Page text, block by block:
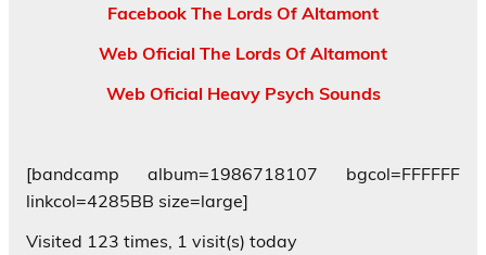
Facebook The Lords Of Altamont
Web Oficial The Lords Of Altamont
Web Oficial Heavy Psych Sounds
[bandcamp album=1986718107 bgcol=FFFFFF
linkcol=4285BB size=large]
Visited 123 times, 1 visit(s) today